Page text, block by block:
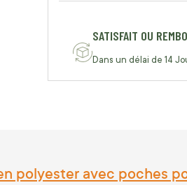
SATISFAIT OU
Dans un délai de 14
polyester avec poches